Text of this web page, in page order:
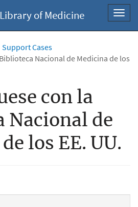
of Medicine
Support Cases
Nacional de Medicina de los
con la
Nacional de
los EE. UU.